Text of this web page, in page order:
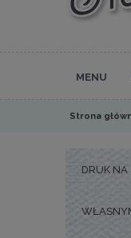
MENU
Strona
DRUK